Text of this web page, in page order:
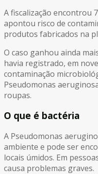
A fiscalização encontrou
apontou risco de
produtos fabricados na
O caso ganhou ainda
havia registrado, em
contaminação
Pseudomonas
roupas.
O que é bactéria
A Pseudomonas
ambiente e pode ser
locais úmidos. Em
causa problemas graves.